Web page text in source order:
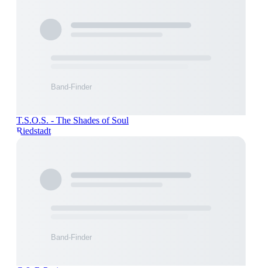
T.S.O.S. - The Shades of Soul
Riedstadt